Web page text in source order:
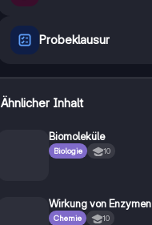
Probeklausur
Ähnlicher Inhalt
Biomoleküle
Biologie 10
Wirkung von Enzymen
Chemie 10